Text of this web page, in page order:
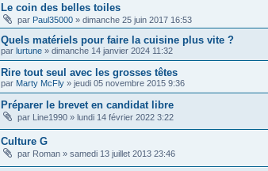
Le coin des belles toiles
par Paul35000 » dimanche 25 juin 2017 16:53
Quels matériels pour faire la cuisine plus vite ?
par lurtune » dimanche 14 janvier 2024 11:32
Rire tout seul avec les grosses têtes
par Marty McFly » jeudi 05 novembre 2015 9:36
Préparer le brevet en candidat libre
par Line1990 » lundi 14 février 2022 3:22
Culture G
par Roman » samedi 13 juillet 2013 23:46